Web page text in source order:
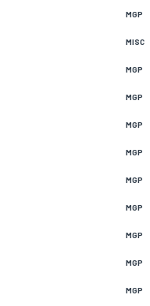
MGP
MISC
MGP
MGP
MGP
MGP
MGP
MGP
MGP
MGP
MGP